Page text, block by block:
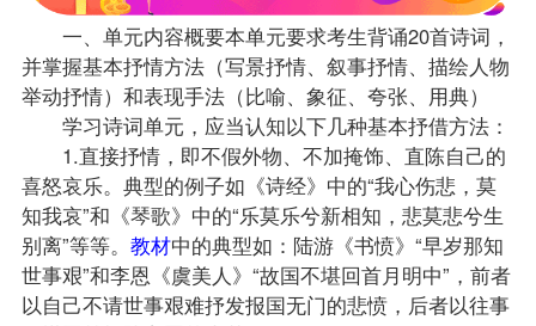
一、单元内容概要本单元要求考生背诵20首诗词，
并掌握基本抒情方法（写景抒情、叙事抒情、描绘人物
举动抒情）和表现手法（比喻、象征、夸张、用典）
学习诗词单元，应当认知以下几种基本抒借方法：
1.直接抒情，即不假外物、不加掩饰、直陈自己的
喜怒哀乐。典型的例子如《诗经》中的“我心伤悲，莫
知我哀”和《琴歌》中的“乐莫乐兮新相知，悲莫悲兮生
别离”等等。 教材中的典型如：陆游《书愤》“早岁那知
世事艰”和李恩《虞美人》“故国不堪回首月明中”，前者
以自己不请世事艰难抒发报国无门的悲愤，后者以往事